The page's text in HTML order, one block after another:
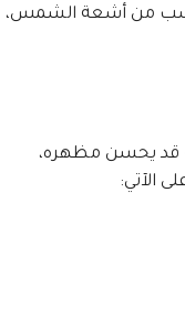
من أشعة الشمس،
قد يحسن مظهره،
الآتي: